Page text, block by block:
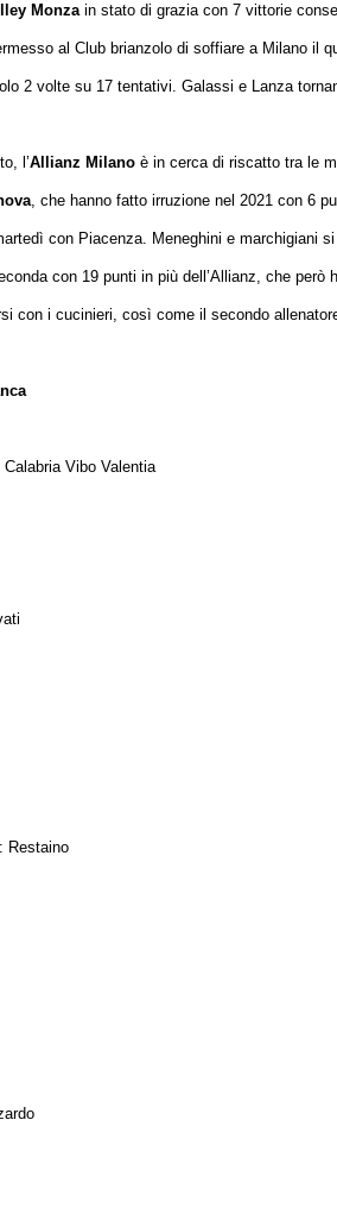
Monzain stato di grazia con 7 vittorie
al Club brianzolo di soffiare a Milano il
2 volte su 17 tentativi. Galassi e Lanza
l’Allianz Milano è in cerca di riscatto tra le
, che hanno fatto irruzione nel 2021 con 6
con Piacenza. Meneghini e
con 19 punti in più dell’Allianz, che
con i cucinieri, così come il secondo
Vibo Valentia
Restaino